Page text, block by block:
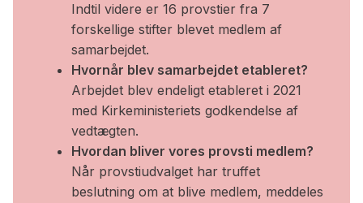
Indtil videre er 16 provstier fra 7
forskellige stifter blevet medlem af
samarbejdet.
Hvornår blev samarbejdet etableret?
Arbejdet blev endeligt etableret i 2021
med Kirkeministeriets godkendelse af
vedtægten.
Hvordan bliver vores provsti medlem?
Når provstiudvalget har truffet
beslutning om at blive medlem, meddeles